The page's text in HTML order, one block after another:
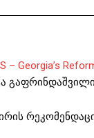
– Georgia’s